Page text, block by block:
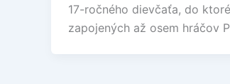
17-ročného dievčaťa, do
zapojených až osem hráčov